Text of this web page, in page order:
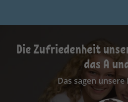
Die Zufriedenheit
das A
Das sagen unsere